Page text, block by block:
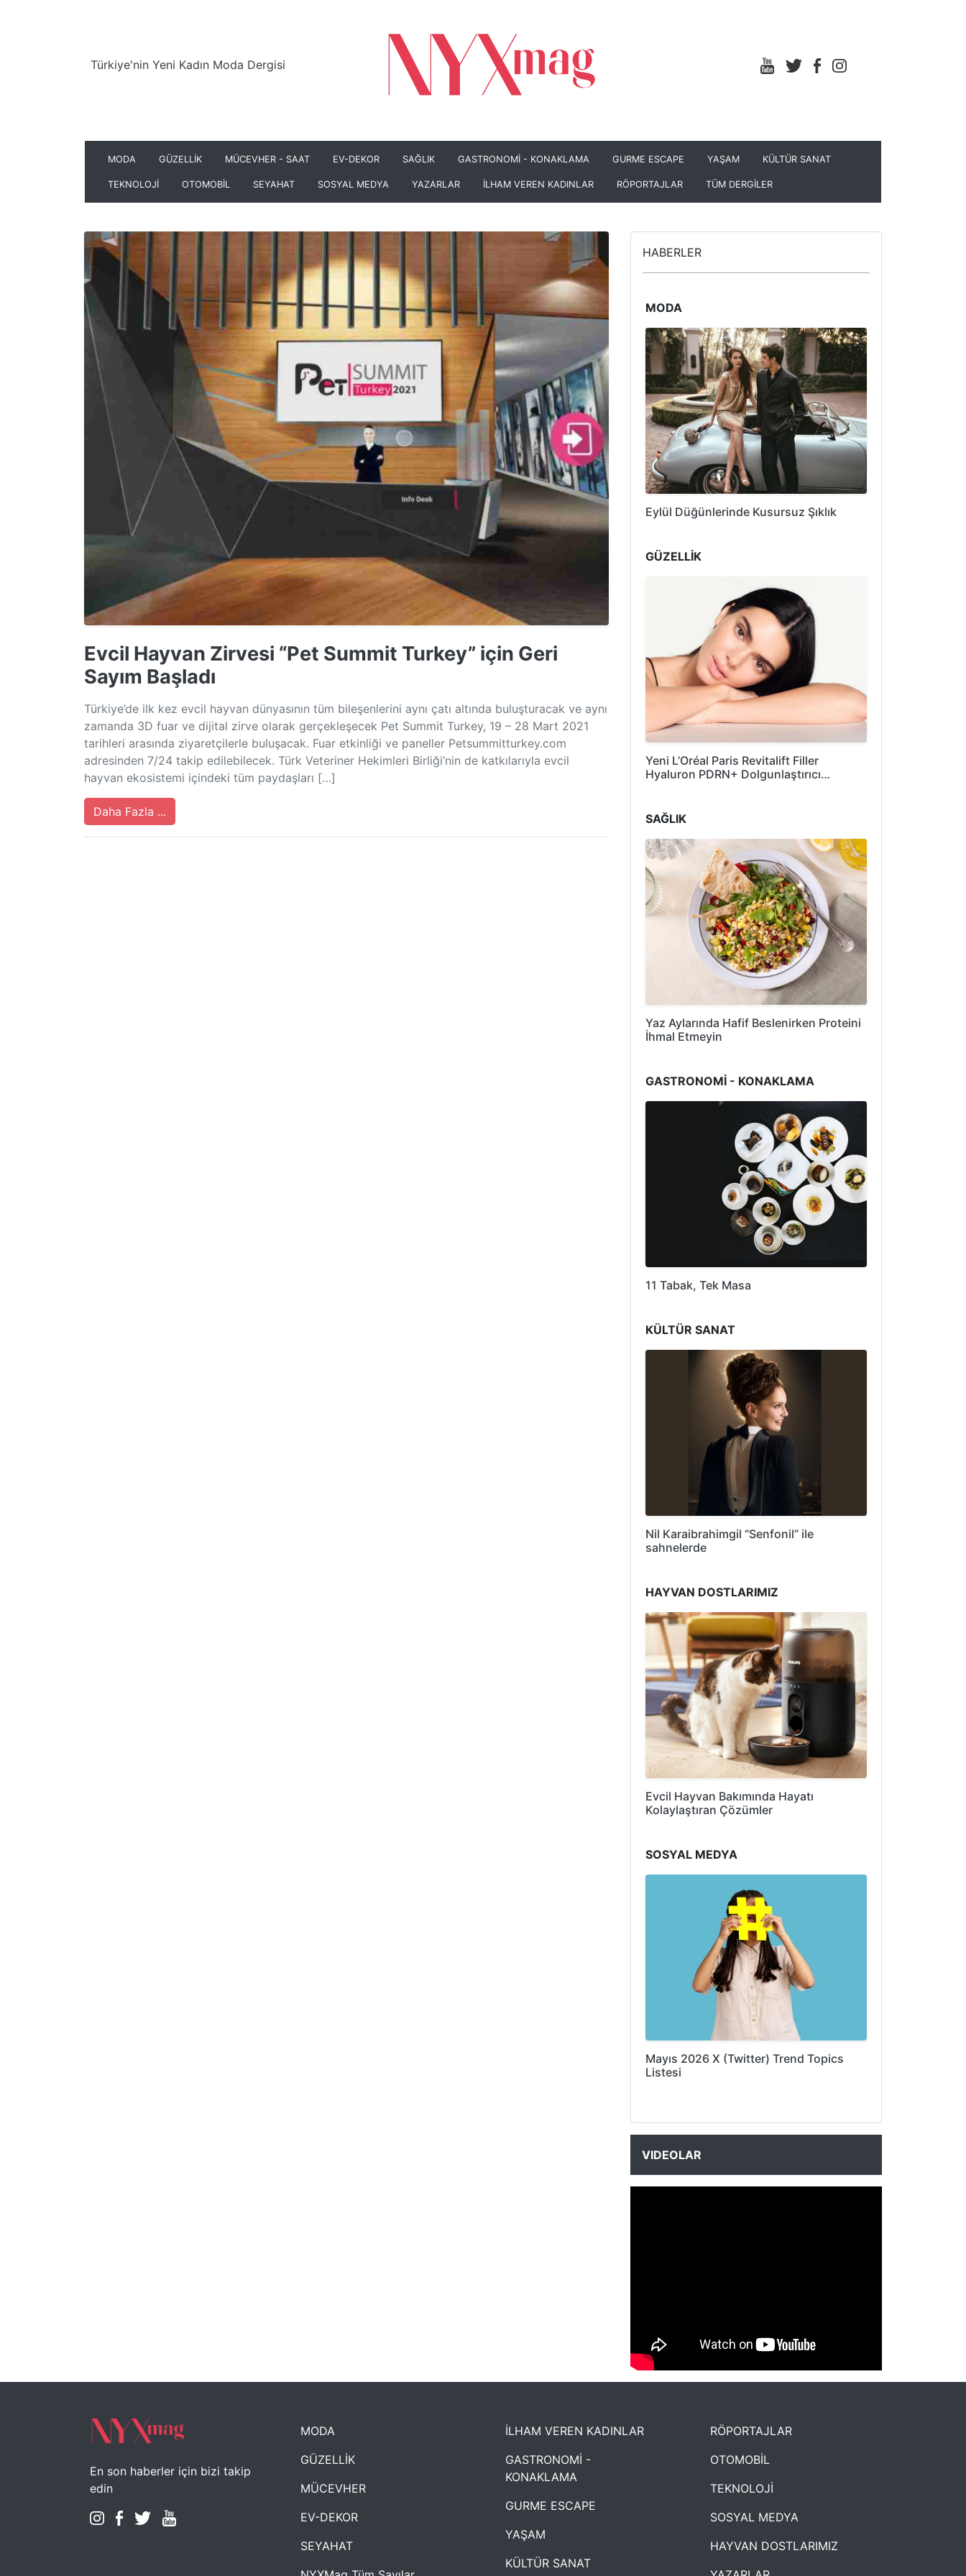
Türkiye'nin Yeni Kadın Moda Dergisi
MODA GÜZELLİK MÜCEVHER - SAAT EV-DEKOR SAĞLIK GASTRONOMİ - KONAKLAMA GURME ESCAPE YAŞAM KÜLTÜR SANAT
TEKNOLOJİ OTOMOBİL SEYAHAT SOSYAL MEDYA YAZARLAR İLHAM VEREN KADINLAR RÖPORTAJLAR TÜM DERGİLER
Evcil Hayvan Zirvesi “Pet Summit Turkey” için Geri
Sayım Başladı
Türkiye’de ilk kez evcil hayvan dünyasının tüm bileşenlerini aynı çatı altında buluşturacak ve aynı
zamanda 3D fuar ve dijital zirve olarak gerçekleşecek Pet Summit Turkey, 19 – 28 Mart 2021
tarihleri arasında ziyaretçilerle buluşacak. Fuar etkinliği ve paneller Petsummitturkey.com
adresinden 7/24 takip edilebilecek. Türk Veteriner Hekimleri Birliği’nin de katkılarıyla evcil
hayvan ekosistemi içindeki tüm paydaşları […]
Daha Fazla ...
HABERLER
MODA
Eylül Düğünlerinde Kusursuz Şıklık
GÜZELLİK
Yeni L’Oréal Paris Revitalift Filler
Hyaluron PDRN+ Dolgunlaştırıcı…
SAĞLIK
Yaz Aylarında Hafif Beslenirken Proteini
İhmal Etmeyin
GASTRONOMİ - KONAKLAMA
11 Tabak, Tek Masa
KÜLTÜR SANAT
Nil Karaibrahimgil “Senfonil” ile
sahnelerde
HAYVAN DOSTLARIMIZ
Evcil Hayvan Bakımında Hayatı
Kolaylaştıran Çözümler
SOSYAL MEDYA
Mayıs 2026 X (Twitter) Trend Topics
Listesi
VIDEOLAR
NYXmag 2. Yaş Kutlama Etkinliği
En son haberler için bizi takip
edin
MODA
GÜZELLİK
MÜCEVHER
EV-DEKOR
SEYAHAT
İLHAM VEREN KADINLAR
GASTRONOMİ -
KONAKLAMA
GURME ESCAPE
YAŞAM
KÜLTÜR SANAT
RÖPORTAJLAR
OTOMOBİL
TEKNOLOJİ
SOSYAL MEDYA
HAYVAN DOSTLARIMIZ